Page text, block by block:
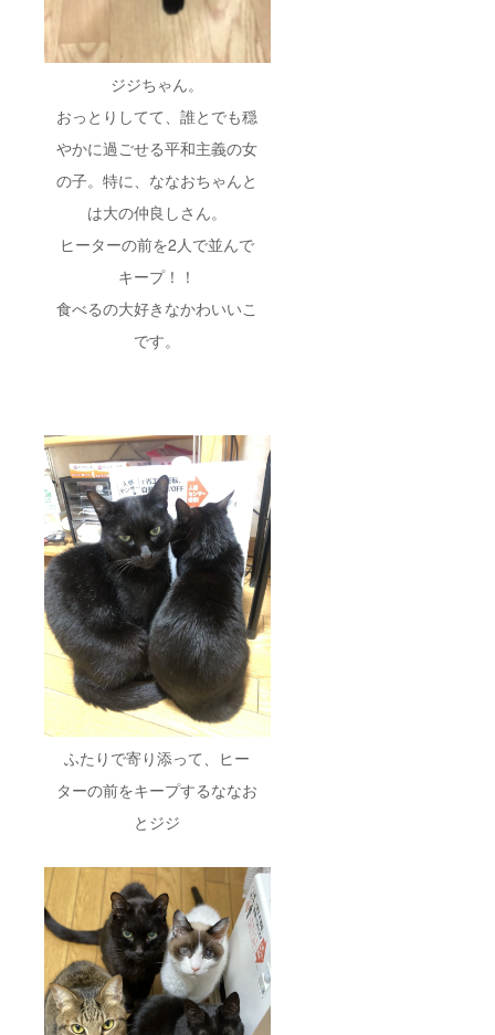
ジジちゃん。
おっとりしてて、誰とでも穏
やかに過ごせる平和主義の女
の子。特に、ななおちゃんと
は大の仲良しさん。
ヒーターの前を2人で並んで
キープ！！
食べるの大好きなかわいいこ
です。
ふたりで寄り添って、ヒー
ターの前をキープするななお
とジジ